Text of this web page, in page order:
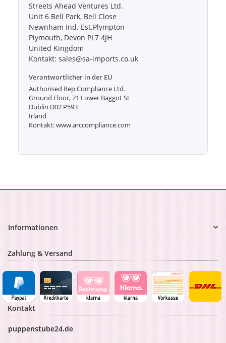
Streets Ahead Ventures Ltd.
Unit 6 Bell Park, Bell Close
Newnham Ind. Est.Plympton
Plymouth, Devon PL7 4JH
United Kingdom
Kontakt: sales@sa-imports.co.uk
Verantwortlicher in der EU
Authorised Rep Compliance Ltd.
Ground Floor, 71 Lower Baggot St
Dublin D02 P593
Irland
Kontakt: www.arccompliance.com
Informationen
Zahlung & Versand
Kontakt
puppenstube24.de